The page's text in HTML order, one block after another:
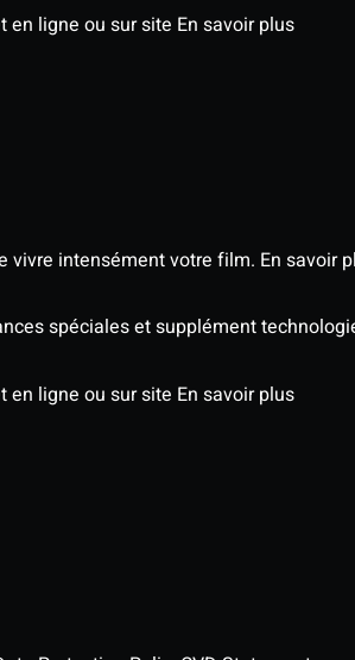
en ligne ou sur site En savoir plus
vivre intensément votre film. En savoir
spéciales et supplément
en ligne ou sur site En savoir plus